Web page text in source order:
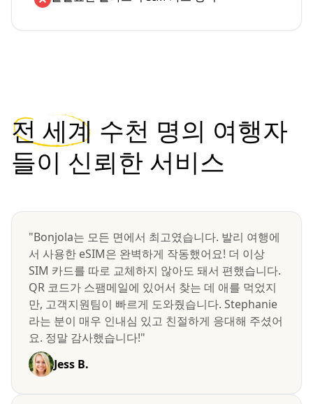
전 세계 수천 명의 여행자
들이 신뢰한 서비스
"Bonjola는 모든 면에서 최고였습니다. 발리 여행에
서 사용한 eSIM은 완벽하게 작동했어요! 더 이상
SIM 카드를 따로 교체하지 않아도 돼서 편했습니다.
QR 코드가 스팸메일에 있어서 찾는 데 애를 먹었지
만, 고객지원팀이 빠르게 도와줬습니다. Stephanie
라는 분이 매우 인내심 있고 친절하게 응대해 주셨어
요. 정말 감사했습니다!"
Jess B.